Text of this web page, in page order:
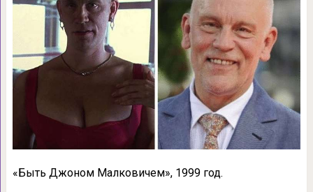
«Быть Джоном Малковичем», 1999 год.